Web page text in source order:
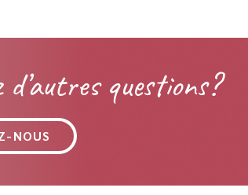
d’autres questions?
NOUS